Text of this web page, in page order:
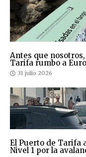
Antes que
Tarifa rumbo a
31 julio 2026
El Puerto de Tarifa
Nivel 1 por la